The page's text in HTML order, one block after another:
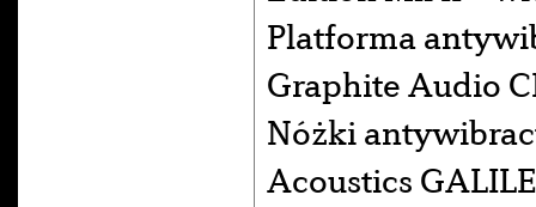
Platforma
Graphite Audio
Nóżki
Acoustics